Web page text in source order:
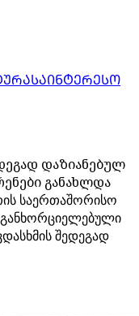
ᲡᲐᲘᲜᲢᲔᲠᲔᲡᲝ
დაზიანებულ
განახლდა
საერთაშორისო
შედეგად